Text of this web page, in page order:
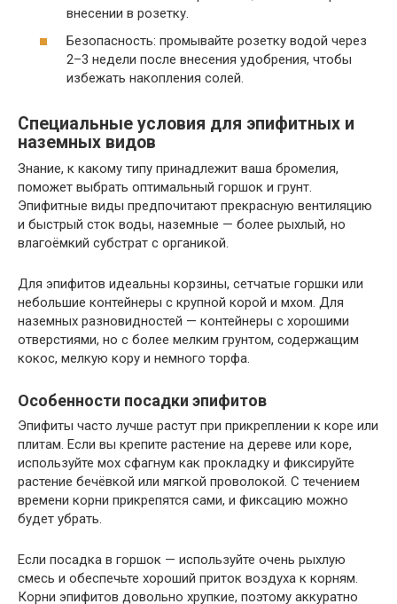
внесении в розетку.
Безопасность: промывайте розетку водой через
2–3 недели после внесения удобрения, чтобы
избежать накопления солей.
Специальные условия для эпифитных и
наземных видов
Знание, к какому типу принадлежит ваша бромелия,
поможет выбрать оптимальный горшок и грунт.
Эпифитные виды предпочитают прекрасную вентиляцию
и быстрый сток воды, наземные — более рыхлый, но
влагоёмкий субстрат с органикой.
Для эпифитов идеальны корзины, сетчатые горшки или
небольшие контейнеры с крупной корой и мхом. Для
наземных разновидностей — контейнеры с хорошими
отверстиями, но с более мелким грунтом, содержащим
кокос, мелкую кору и немного торфа.
Особенности посадки эпифитов
Эпифиты часто лучше растут при прикреплении к коре или
плитам. Если вы крепите растение на дереве или коре,
используйте мох сфагнум как прокладку и фиксируйте
растение бечёвкой или мягкой проволокой. С течением
времени корни прикрепятся сами, и фиксацию можно
будет убрать.
Если посадка в горшок — используйте очень рыхлую
смесь и обеспечьте хороший приток воздуха к корням.
Корни эпифитов довольно хрупкие, поэтому аккуратно